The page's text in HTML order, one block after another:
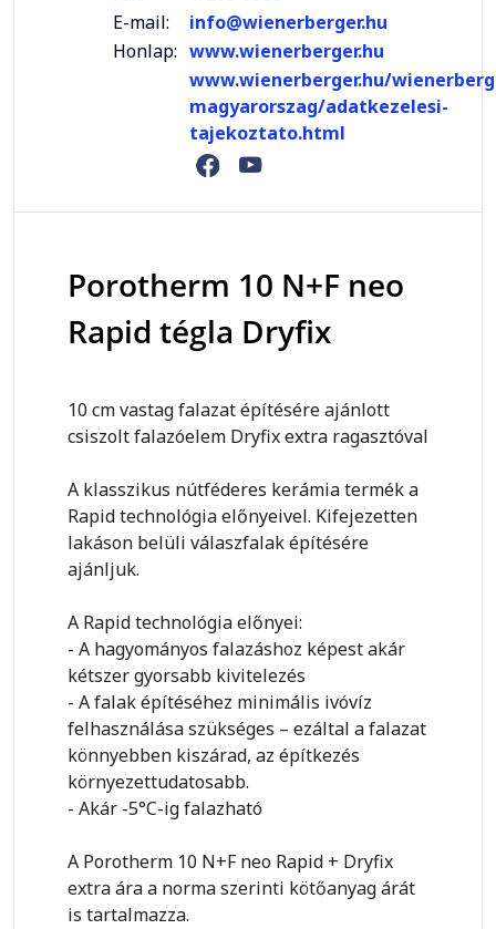
E-mail:
info@wienerberger.hu
Honlap: www.wienerberger.hu
www.wienerberger.hu/
magyarorszag/adatkezelesi-
tajekoztato.html
Porotherm 10 N+F neo
Rapid tégla Dryfix
10 cm vastag falazat építésére ajánlott
csiszolt falazóelem Dryfix extra ragasztóval
A klasszikus nútféderes kerámia termék a
Rapid technológia előnyeivel. Kifejezetten
lakáson belüli válaszfalak építésére
ajánljuk.
A Rapid technológia előnyei:
- A hagyományos falazáshoz képest akár
kétszer gyorsabb kivitelezés
- A falak építéséhez minimális ivóvíz
felhasználása szükséges – ezáltal a falazat
könnyebben kiszárad, az építkezés
környezettudatosabb.
- Akár -5°C-ig falazható
A Porotherm 10 N+F neo Rapid + Dryfix
extra ára a norma szerinti kötőanyag árát
is tartalmazza.